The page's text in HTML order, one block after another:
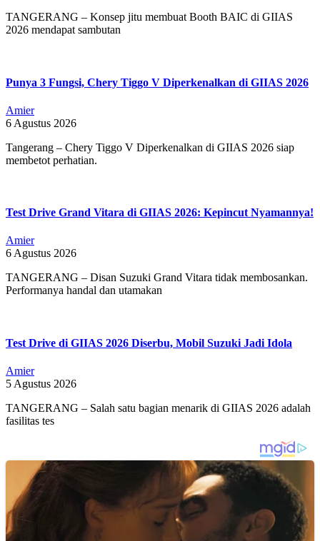
TANGERANG – Konsep jitu membuat Booth BAIC di GIIAS
2026 mendapat sambutan
Punya 3 Fungsi, Chery Tiggo V Diperkenalkan di GIIAS 2026
Amier
6 Agustus 2026
Tangerang – Chery Tiggo V Diperkenalkan di GIIAS 2026 siap
membetot perhatian.
Test Drive Grand Vitara di GIIAS 2026: Kepincut Nyamannya!
Amier
6 Agustus 2026
TANGERANG – Disan Suzuki Grand Vitara tidak membosankan.
Performanya handal dan utamakan
Test Drive di GIIAS 2026 Diserbu, Mobil Suzuki Jadi Idola
Amier
5 Agustus 2026
TANGERANG – Salah satu bagian menarik di GIIAS 2026 adalah
fasilitas tes